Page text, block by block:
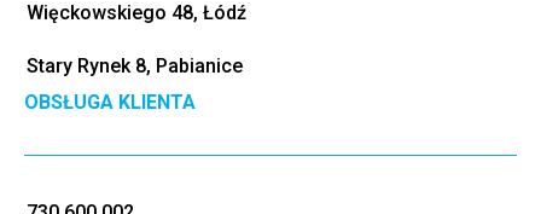
Więckowskiego 48, Łódź
Stary Rynek 8, Pabianice
OBSŁUGA KLIENTA